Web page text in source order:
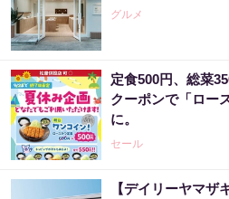
グルメ
定食500円、総菜
クーポンで「ロー
に。
セール
【デイリーヤマザ